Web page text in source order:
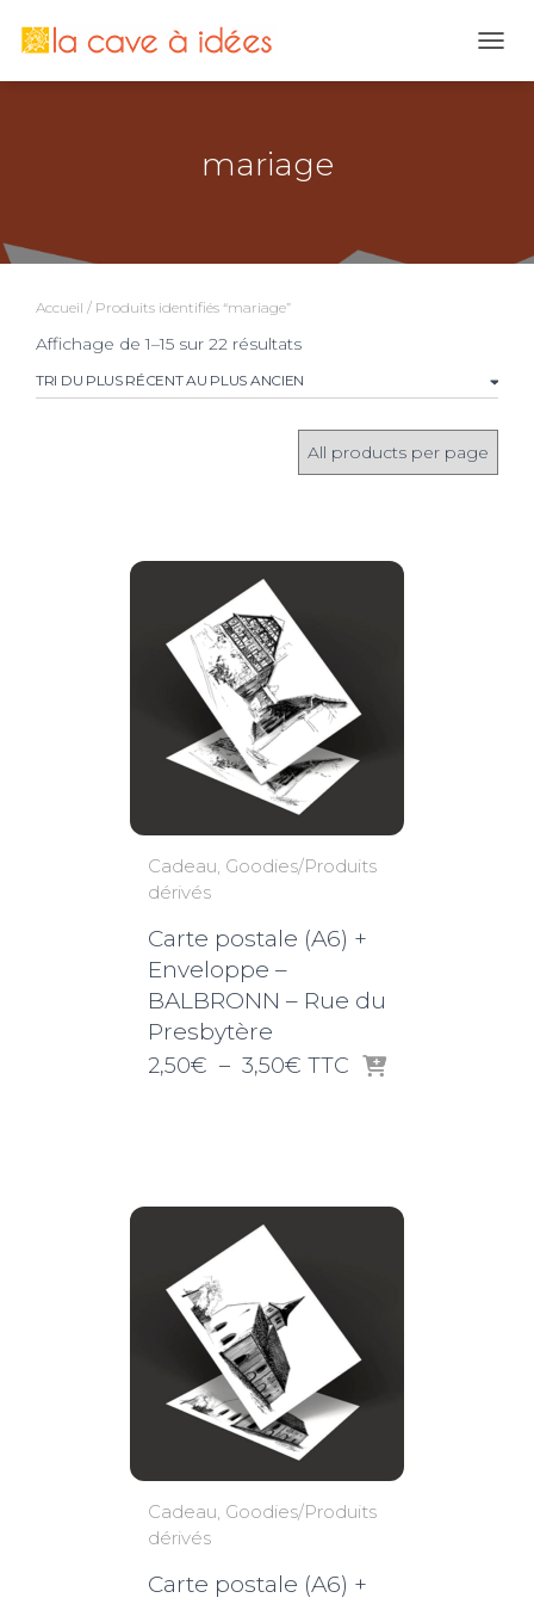
mariage
Accueil / Produits identifiés “mariage”
Affichage de 1–15 sur 22 résultatsTrié
plus
au
plus
Cadeau Goodies/Produits
dérivés
Carte postale (A6) +
Enveloppe –
BALBRONN – Rue du
Presbytère
2,50€ – 3,50€ Plage
TTC
Cadeau Goodies/Produits
dérivés
Carte postale (A6) +